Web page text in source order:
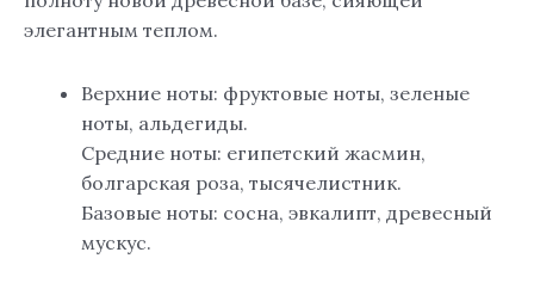
элегантным теплом.
Верхние ноты: фруктовые ноты, зеленые
ноты, альдегиды.
Средние ноты: египетский жасмин,
болгарская роза, тысячелистник.
Базовые ноты: сосна, эвкалипт, древесный
мускус.